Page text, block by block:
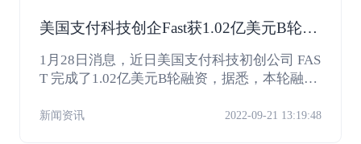
美国支付科技创企Fast获1.02亿美元B轮融
1月28日消息，近日美国支付科技初创公司 FAS
T 完成了1.02亿美元B轮融资，据悉，本轮融资
Ventures和Sugar CAPItal跟投。
新闻资讯 2022-09-21 13:19:48